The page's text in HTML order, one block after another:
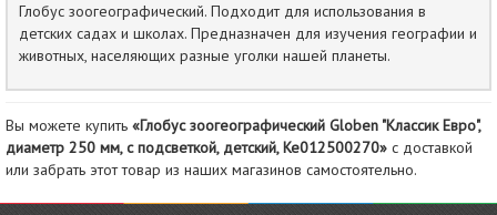
Глобус зоогеографический. Подходит для использования в
детских садах и школах. Предназначен для изучения географии и
животных, населяющих разные уголки нашей планеты.
Вы можете купить «Глобус зоогеографический Globen "Классик Евро",
диаметр 250 мм, с подсветкой, детский, Ке012500270» с доставкой
или забрать этот товар из наших магазинов самостоятельно.